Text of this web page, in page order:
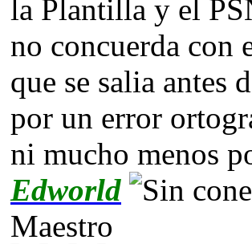
la Plantilla y el
no concuerda con
que se salia antes
por un error
ni mucho menos
Edworld
Maestro